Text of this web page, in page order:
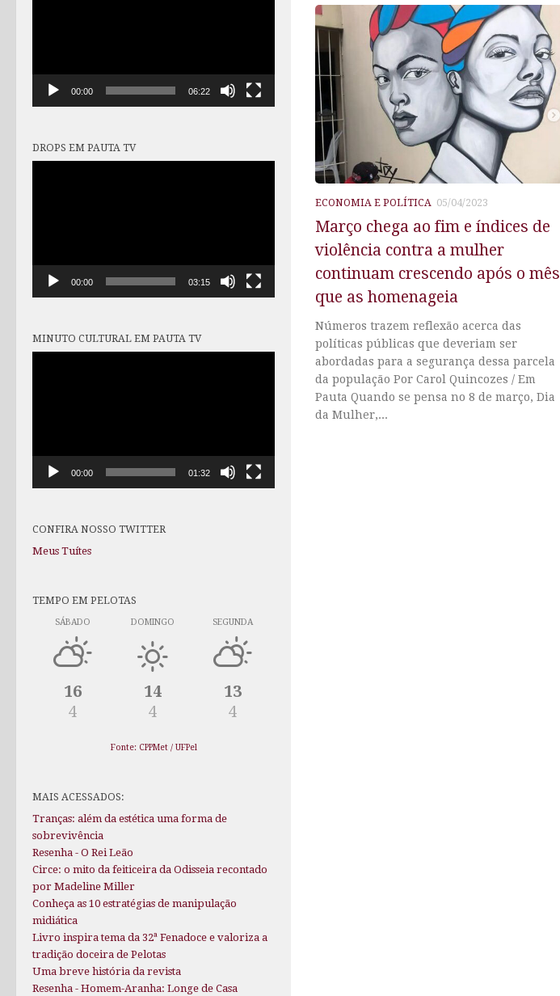
ECONOMIA E POLÍTICA 05/04/2023
Março chega ao fim e índices de
violência contra a mulher
continuam crescendo após o mês
que as homenageia
Números trazem reflexão acerca das
políticas públicas que deveriam ser
abordadas para a segurança dessa parcela
da população Por Carol Quincozes / Em
Pauta Quando se pensa no 8 de março, Dia
da Mulher,...
00:00 06:22
DROPS EM PAUTA TV
00:00 03:15
MINUTO CULTURAL EM PAUTA TV
00:00 01:32
CONFIRA NOSSO TWITTER
Meus Tuítes
TEMPO EM PELOTAS
SÁBADO
16
4
DOMINGO
14
4
SEGUNDA
13
4
Fonte: CPPMet / UFPel
MAIS ACESSADOS:
Tranças: além da estética uma forma de
sobrevivência
Resenha - O Rei Leão
Circe: o mito da feiticeira da Odisseia recontado
por Madeline Miller
Conheça as 10 estratégias de manipulação
midiática
Livro inspira tema da 32ª Fenadoce e valoriza a
tradição doceira de Pelotas
Uma breve história da revista
Resenha - Homem-Aranha: Longe de Casa